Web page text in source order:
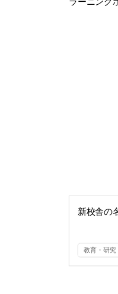
新校舎の
教育・研究